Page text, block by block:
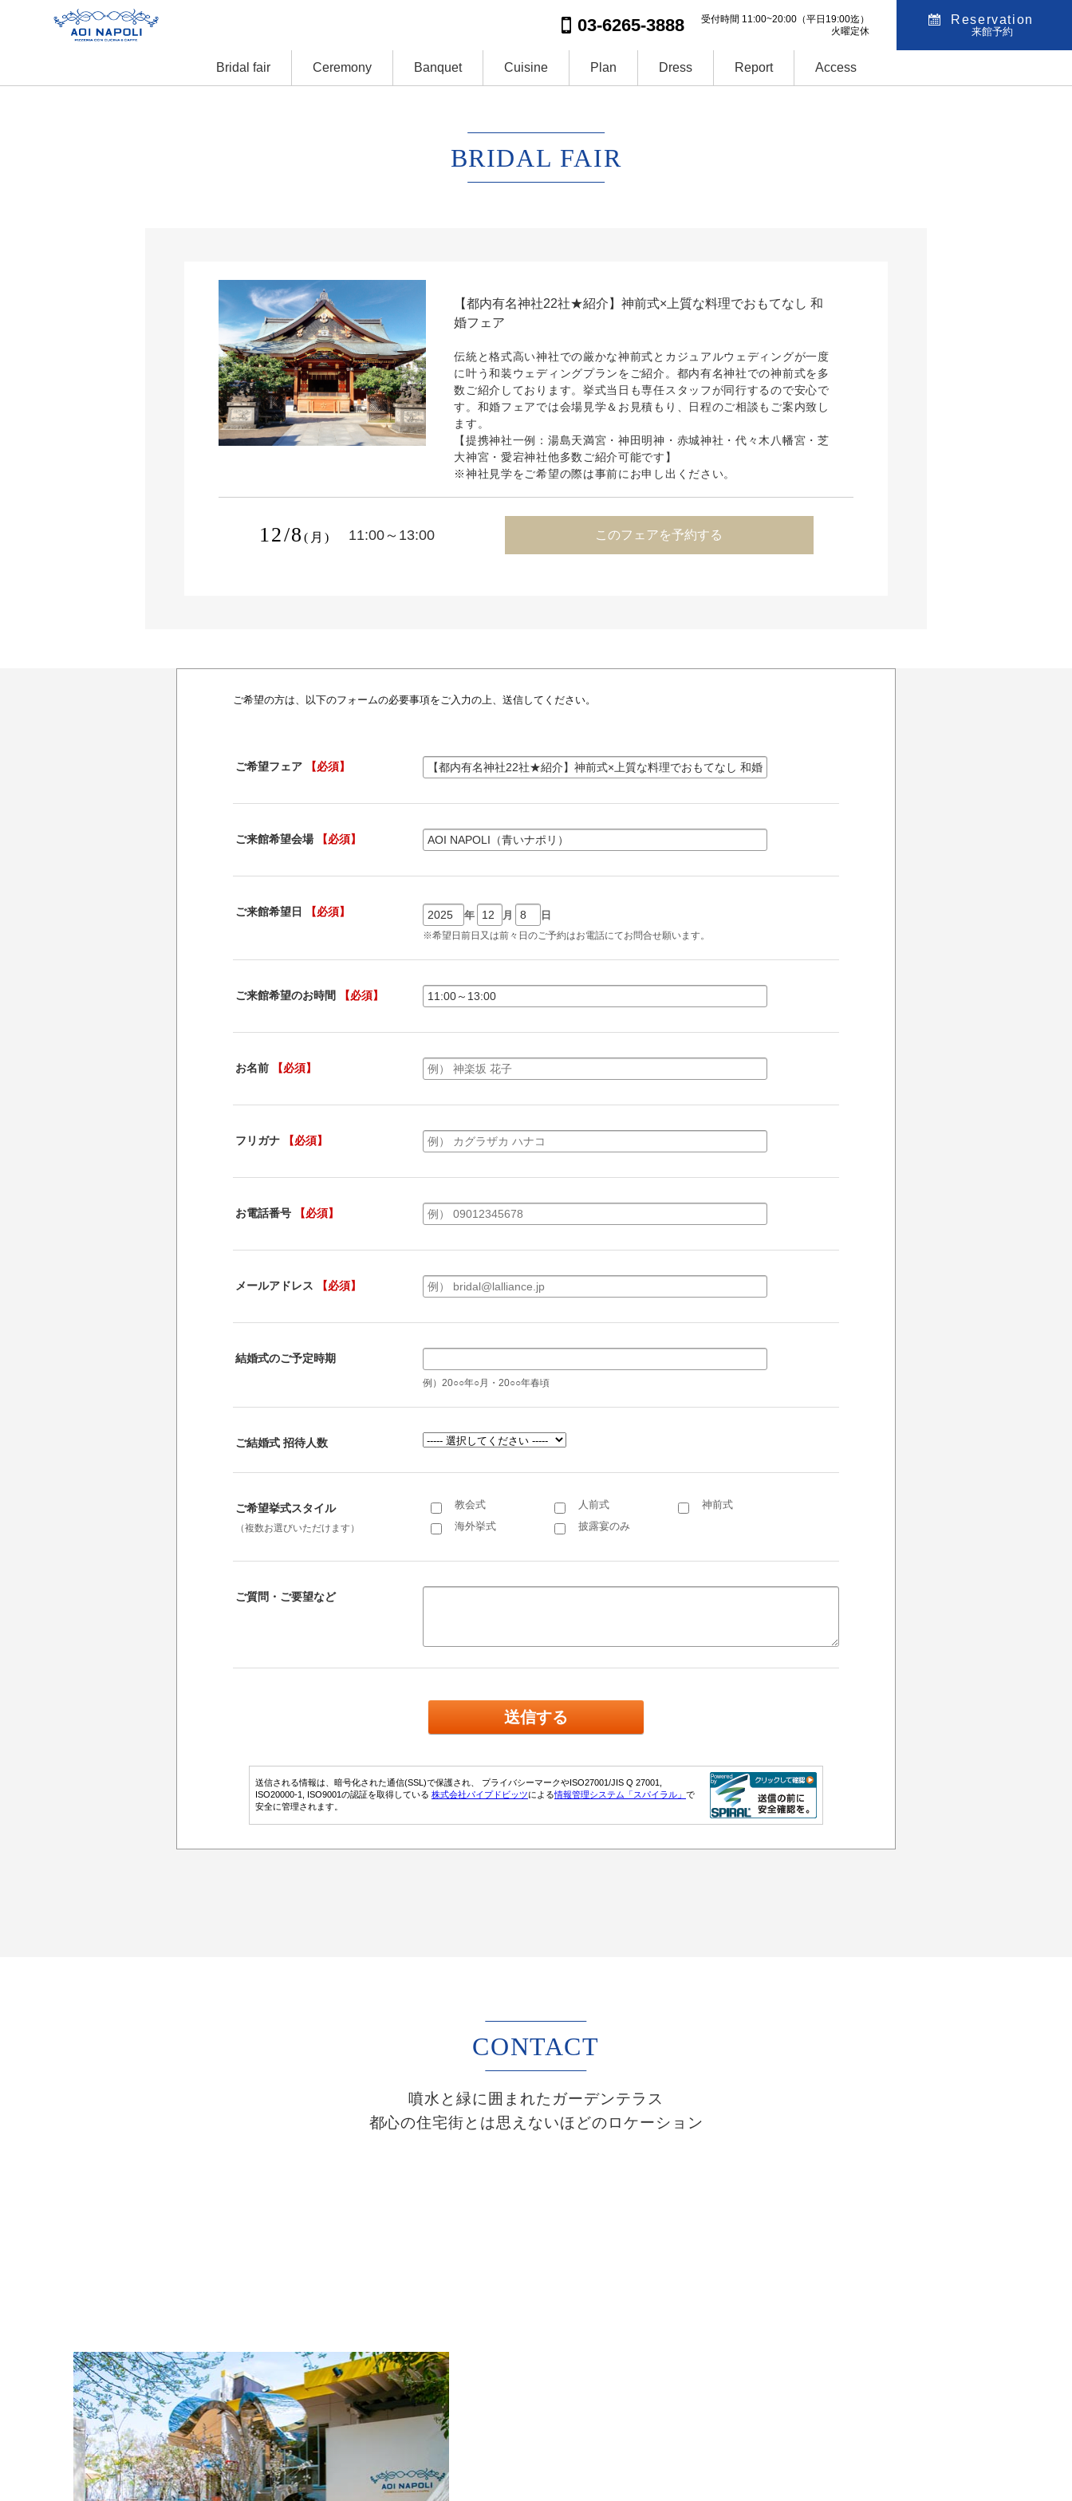
03-6265-3888 受付時間 11:00~20:00 （平日19:00迄）
火曜定休
Reservation
来館予約
Bridal fair Ceremony Banquet Cuisine Plan Dress Report Access
BRIDAL FAIR
【都内有名神社22社★紹介】神前式×上質な料理でおもてなし 和
婚フェア
伝統と格式高い神社での厳かな神前式とカジュアルウェディングが一度
に叶う和装ウェディングプランをご紹介。都内有名神社での神前式を多
数ご紹介しております。挙式当日も専任スタッフが同行するので安心で
す。和婚フェアでは会場見学＆お見積もり、日程のご相談もご案内致し
ます。
【提携神社一例：湯島天満宮・神田明神・赤城神社・代々木八幡宮・芝
大神宮・愛宕神社他多数ご紹介可能です】
※神社見学をご希望の際は事前にお申し出ください。
12/8 (月) 11:00～13:00 このフェアを予約する
CONTACT
噴水と緑に囲まれたガーデンテラス
都心の住宅街とは思えないほどのロケーション